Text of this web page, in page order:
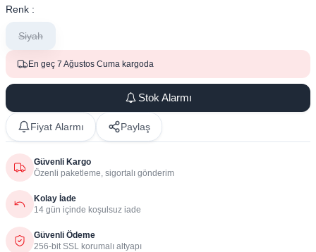
Renk :
Siyah
En geç 7 Ağustos Cuma kargoda
Stok Alarmı
Fiyat Alarmı Paylaş
Güvenli Kargo
Özenli paketleme, sigortalı gönderim
Kolay İade
14 gün içinde koşulsuz iade
Güvenli Ödeme
256-bit SSL korumalı altyapı